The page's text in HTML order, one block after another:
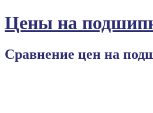
Цены на
Сравнение цен на